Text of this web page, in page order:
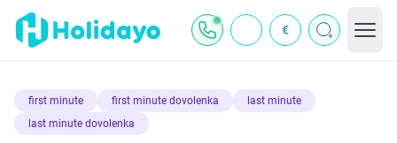
€
first minute first minute dovolenka
last minute
last minute dovolenka